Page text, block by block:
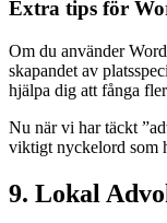
Extra tips för
Om du använder
skapandet av
hjälpa dig att fånga
Nu när vi har täckt
viktigt nyckelord som
9. Lokal